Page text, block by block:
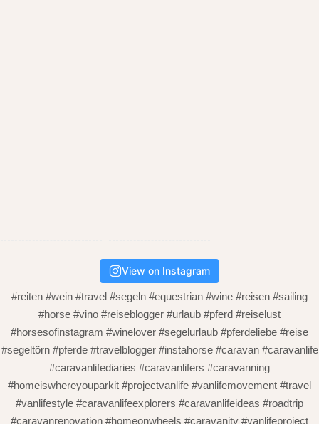
View on Instagram
#reiten #wein #travel #segeln #equestrian #wine #reisen #sailing
#horse #vino #reiseblogger #urlaub #pferd #reiselust
#horsesofinstagram #winelover #segelurlaub #pferdeliebe #reise
#segeltörn #pferde #travelblogger #instahorse #caravan #caravanlife
#caravanlifediaries #caravanlifers #caravanning
#homeiswhereyouparkit #projectvanlife #vanlifemovement #travel
#vanlifestyle #caravanlifeexplorers #caravanlifeideas #roadtrip
#caravanrenovation #homeonwheels #caravanity #vanlifeproject